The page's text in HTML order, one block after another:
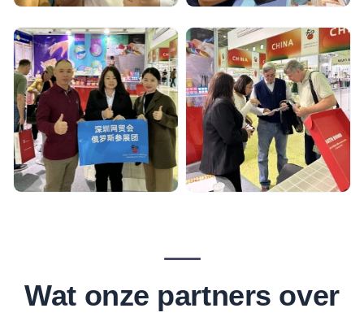
Wat onze partners over